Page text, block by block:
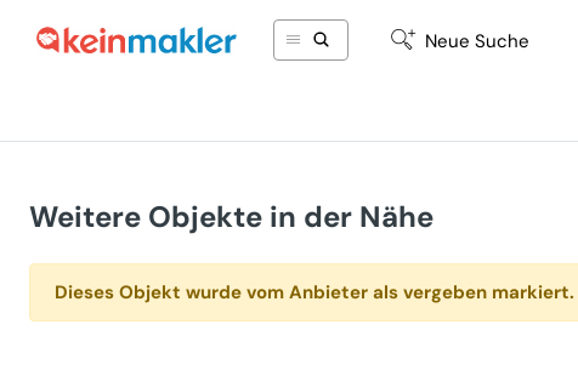
Neue Suche
Weitere Objekte in der Nähe
Dieses Objekt wurde vom Anbieter als vergeben markiert.